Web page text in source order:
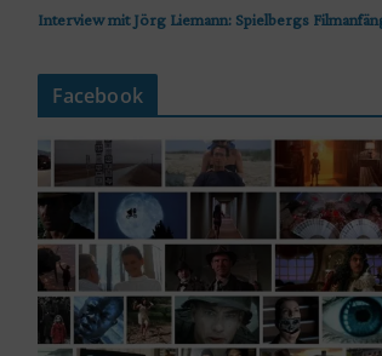
Interview mit Jörg Liemann: Spielbergs
Facebook